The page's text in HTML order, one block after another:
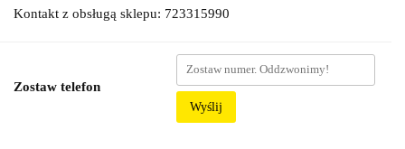
Kontakt z obsługą sklepu: 723315990
Zostaw telefon
Wyślij